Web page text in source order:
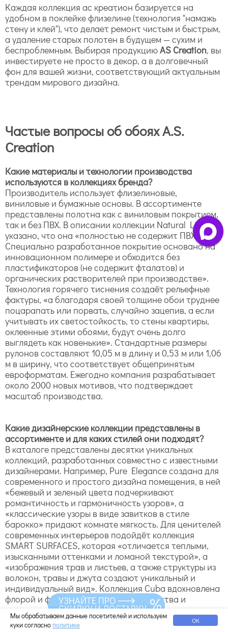
Каждая коллекция ас креатион базируется на
удобном в поклейке флизелине (технология "намажь
стену и клей"), что делает ремонт чистым и быстрым,
а удаление старых полотен в будущем — сухим и
беспроблемным. Выбирая продукциюAS Creation, вы
инвестируете не просто в декор, а в долговечный
фон для вашей жизни, соответствующий актуальным
трендам мирового дизайна.
Частые вопросы об обоях A.S.
Creation
Какие материалы и технологии производства
используются в коллекциях бренда?
Производитель использует флизелиновые,
виниловые и бумажные основы. В ассортименте
представлены полотна как с виниловым покрытием,
так и без ПВХ. В описании коллекции Natural Living
указано, что она «полностью не содержит ПВХ.
Специально разработанное покрытие основано на
инновационном полимере и обходится без
пластификаторов (не содержит фталатов) и
органических растворителей при производстве».
Технология горячего тиснения создаёт рельефные
фактуры, «а благодаря своей толщине обои труднее
поцарапать или порвать, случайно зацепив, а если
учитывать их светостойкость, то стены квартиры,
оклеенные этими обоями, будут очень долго
выглядеть как новенькие». Стандартные размеры
рулонов составляют 10,05 м в длину и 0,53 м или 1,06
м в ширину, что соответствует общепринятым
евроформатам. Ежегодно компания разрабатывает
около 2000 новых мотивов, что подтверждает
масштаб производства.
Какие дизайнерские коллекции представлены в
ассортименте и для каких стилей они подходят?
В каталоге представлены десятки уникальных
коллекций, разработанных совместно с известными
дизайнерами. Например, Pure Elegance создана для
современного и простого дизайна помещения, в ней
«бежевый и зеленый цвета подчеркивают
романтичность и гармоничность узоров», а
«классические узоры в виде завитков в стиле
барокко» придают комнате мягкость. Для ценителей
современных интерьеров подойдёт коллекция
SMART SURFACES, которая «отличается теплыми,
изысканными оттенками и ломаной текстурой», а
«изображения трав и листьев, а также структуры из
волокон, травы и джута создают уникальный и
индивидуальный вид». Коллекция Cuba вдохновлена
флорой и фауной Карибского государства и
«вызывает воспоминания об отпуске, ветви и цветы
куста гибискуса дополняются убранством
Мы обрабатываем данные посетителей и используем
куки согласно политике ОК
УЗНАЙТЕ ПРО
СКИДКУ И ДОСТАВКУ